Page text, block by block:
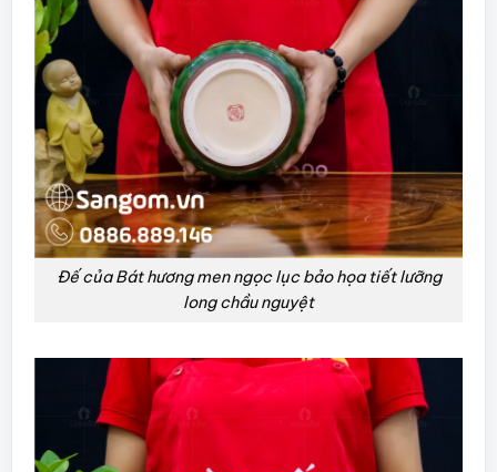
Đế của Bát hương men ngọc lục bảo họa tiết lưỡng
long chầu nguyệt